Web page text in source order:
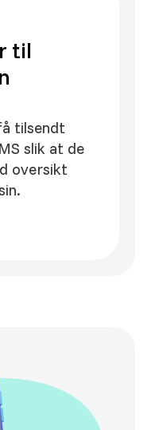
til
tilsendt
slik at de
oversikt